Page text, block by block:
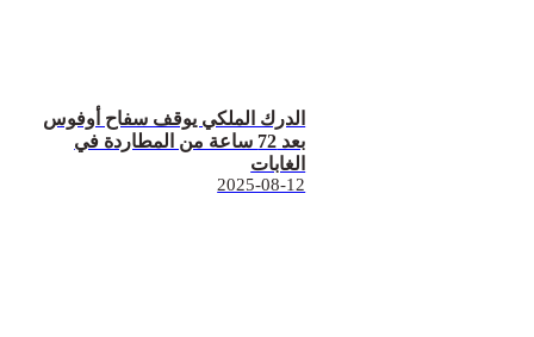
الدرك الملكي يوقف سفاح أوفوس
بعد 72 ساعة من المطاردة في
الغابات
2025-08-12